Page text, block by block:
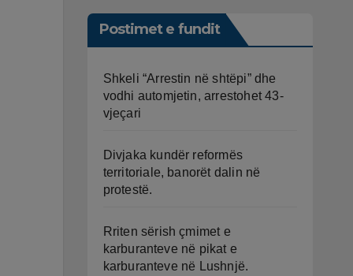
Postimet e fundit
Shkeli “Arrestin në shtëpi” dhe
vodhi automjetin, arrestohet 43-
vjeçari
Divjaka kundër reformës
territoriale, banorët dalin në
protestë.
Rriten sërish çmimet e
karburanteve në pikat e
karburanteve në Lushnjë.